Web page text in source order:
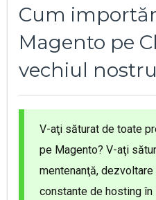
Cum
Magento pe
vechiul
V-aţi săturat de toate
pe Magento? V-aţi
mentenanţă,
constante de hosting